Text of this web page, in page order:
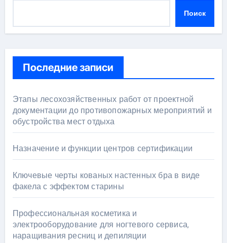
Поиск
Последние записи
Этапы лесохозяйственных работ от проектной
документации до противопожарных мероприятий и
обустройства мест отдыха
Назначение и функции центров сертификации
Ключевые черты кованых настенных бра в виде
факела с эффектом старины
Профессиональная косметика и
электрооборудование для ногтевого сервиса,
наращивания ресниц и депиляции